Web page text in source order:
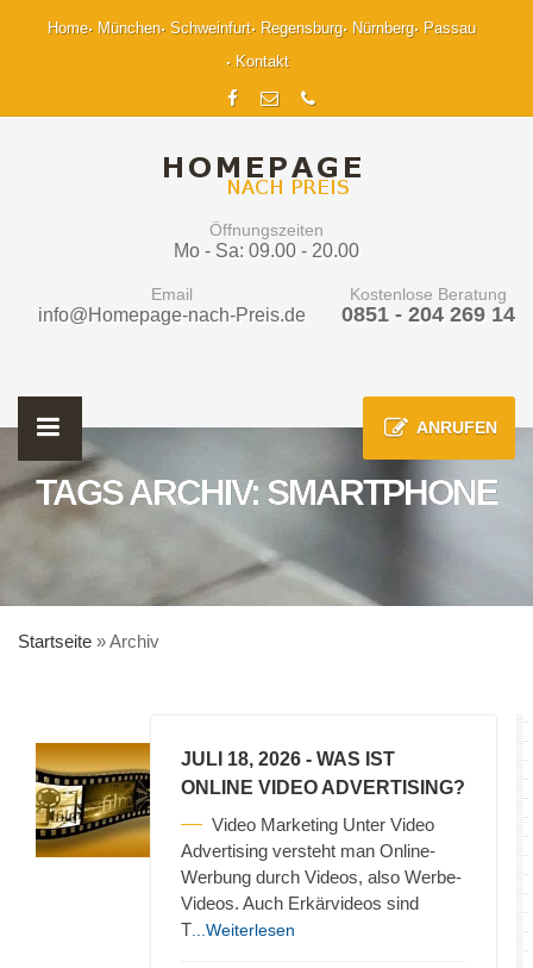
Home München Schweinfurt Regensburg Nürnberg
Passau
Kontakt
Öffnungszeiten
Mo - Sa: 09.00 - 20.00
Email
info@Homepage-nach-Preis.de
Kostenlose Beratung
0851 - 204 269 14
ANRUFEN
TAGS ARCHIV: SMARTPHONE
Startseite »Archiv
JULI 18, 2026 - WAS IST
ONLINE VIDEO ADVERTISING?
Video Marketing Unter Video
Advertising versteht man Online-
Werbung durch Videos, also Werbe-
Videos. Auch Erkärvideos sind
T ...Weiterlesen